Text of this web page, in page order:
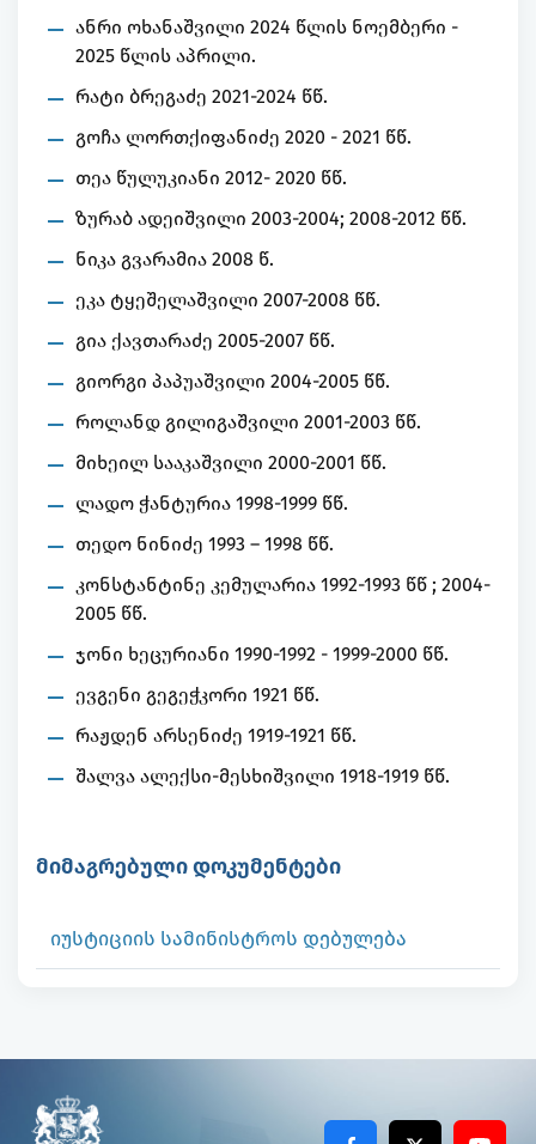
ანრი ოხანაშვილი 2024 წლის ნოემბერი -
2025 წლის აპრილი.
რატი ბრეგაძე 2021-2024 წწ.
გოჩა ლორთქიფანიძე 2020 - 2021 წწ.
თეა წულუკიანი 2012- 2020 წწ.
ზურაბ ადეიშვილი 2003-2004; 2008-2012 წწ.
ნიკა გვარამია 2008 წ.
ეკა ტყეშელაშვილი 2007-2008 წწ.
გია ქავთარაძე 2005-2007 წწ.
გიორგი პაპუაშვილი 2004-2005 წწ.
როლანდ გილიგაშვილი 2001-2003 წწ.
მიხეილ სააკაშვილი 2000-2001 წწ.
ლადო ჭანტურია 1998-1999 წწ.
თედო ნინიძე 1993 – 1998 წწ.
კონსტანტინე კემულარია 1992-1993 წწ ; 2004-
2005 წწ.
ჯონი ხეცურიანი 1990-1992 - 1999-2000 წწ.
ევგენი გეგეჭკორი 1921 წწ.
რაჟდენ არსენიძე 1919-1921 წწ.
შალვა ალექსი-მესხიშვილი 1918-1919 წწ.
მიმაგრებული დოკუმენტები
იუსტიციის სამინისტროს დებულება